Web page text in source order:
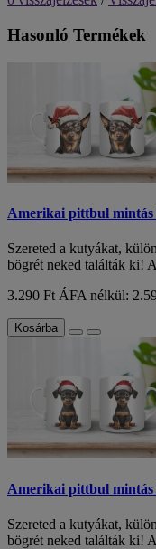
Hasonló Termékek
Amerikai pittbul mintás
Szereted a kutyákat,
bögrét neked találták ki!
3.290 Ft ÁFA nélkül:
Kosárba
Amerikai pittbul mintás
Szereted a kutyákat,
bögrét neked találták ki!